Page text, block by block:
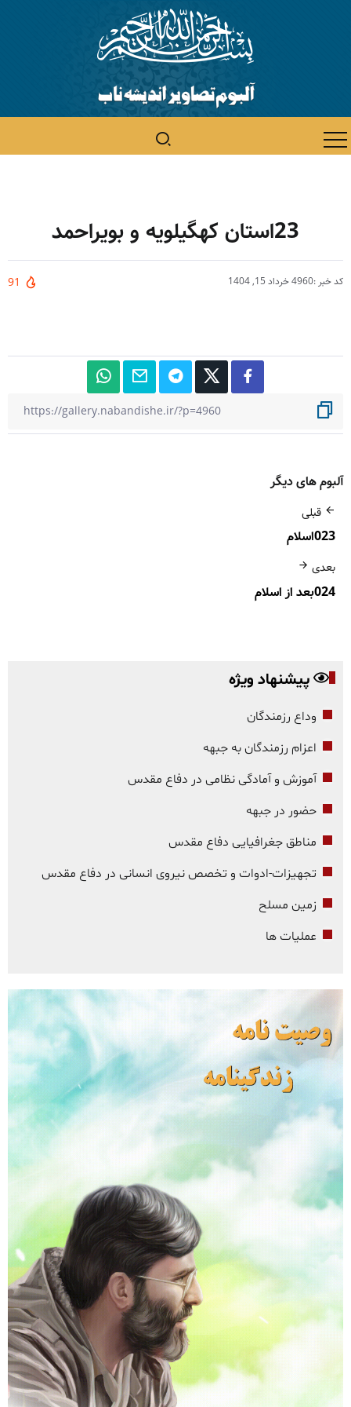
23استان کهگیلویه و بویراحمد
کد خبر :4960 خرداد 15, 1404 91
آلبوم های دیگر
قبلی
023اسلام
بعدی
024بعد از اسلام
پیشنهاد ویژه
وداع رزمندگان
اعزام رزمندگان به جبهه
آموزش و آمادگی نظامی در دفاع مقدس
حضور در جبهه
مناطق جغرافیایی دفاع مقدس
تجهیزات-ادوات و تخصص نیروی انسانی در دفاع مقدس
زمین مسلح
عملیات ها